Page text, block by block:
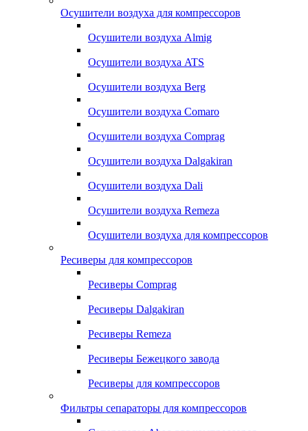
Осушители воздуха для компрессоров
Осушители воздуха Almig
Осушители воздуха ATS
Осушители воздуха Berg
Осушители воздуха Comaro
Осушители воздуха Comprag
Осушители воздуха Dalgakiran
Осушители воздуха Dali
Осушители воздуха Remeza
Осушители воздуха для компрессоров
Ресиверы для компрессоров
Ресиверы Comprag
Ресиверы Dalgakiran
Ресиверы Remeza
Ресиверы Бежецкого завода
Ресиверы для компрессоров
Фильтры сепараторы для компрессоров